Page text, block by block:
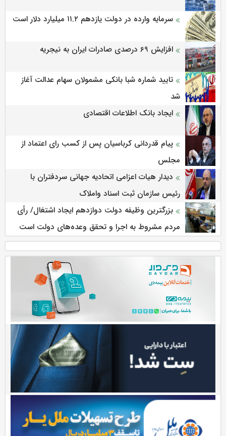
سرمایه وارده در دولت یازدهم ۱۱.۲ میلیارد دلار است
افزایش 69 درصدی صادرات ایران به نیجریه
تایید شماره شبا بانکی مشمولان سهام عدالت آغاز
شد
ایجاد بانک اطلاعات اقتصادی
پیام قدردانی کرباسیان پس از کسب رای اعتماد از
مجلس
دیدار هیات اعزامی اتحادیه جهانی سردفتران با
رئیس سازمان ثبت اسناد واملاک
بزرگترین وظیفه دولت دوازدهم ایجاد اشتغال/ رأی
مردم مشروط به اجرا و تحقق وعده‌های دولت است